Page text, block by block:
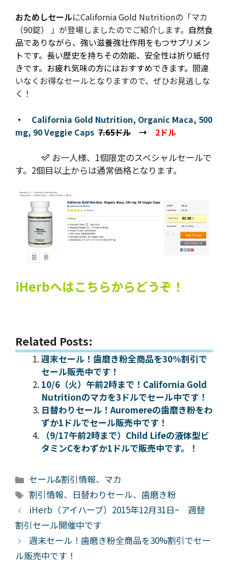
おためしセールにCalifornia Gold Nutritionの「マカ
（90錠） 」が登場しましたのでご紹介します。 自然食
品でありながら、強い滋養強壮作用をもつサプリメン
トです。長い歴史を持ちその効能、安全性は折り紙付
きです。お疲れ気味の方にはおすすめできます。 間違
いなくお得なセールとなりますので、ぜひお見逃しな
く！
・ California Gold Nutrition, Organic Maca, 500
mg, 90 Veggie Caps 7.65ドル → 2ドル
お一人様、1個限定のスペシャルセールで
す。2個目以上からは通常価格となります。
iHerbへはこちらからどうぞ！
Related Posts:
週末セール！歯磨き粉全商品を30%割引で
セール販売中です！
10/6（火）午前2時まで！California Gold
Nutritionのマカを3ドルでセール中です！
日替わりセール！Auromereの歯磨き粉をわ
ずか1ドルでセール販売中です！
（9/17午前2時まで）Child Lifeの液体型ビ
タミンCをわずか1ドルで販売中です。！
カ
テ
ゴ
リ
ー
セール&割引情報、 マカ
タ
グ
割引情報、 日替わりセール、 歯磨き粉
iHerb（アイハーブ）2015年12月31日~ 週替
割引セール開催中です
週末セール！歯磨き粉全商品を30%割引でセー
ル販売中です！